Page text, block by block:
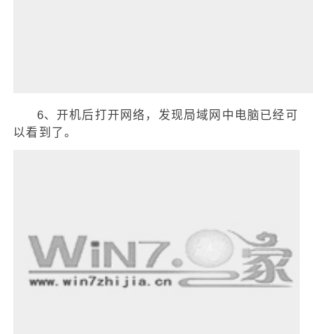
6、开机后打开网络，发现局域网中电脑已经可
以看到了。